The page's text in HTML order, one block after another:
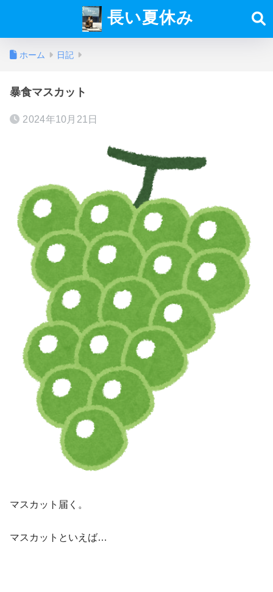
長い夏休み
ホーム 日記
暴食マスカット
2024年10月21日
マスカット届く。
マスカットといえば…